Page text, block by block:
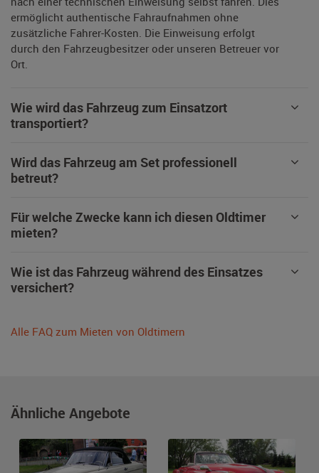
ermöglicht authentische Fahraufnahmen ohne
zusätzliche Fahrer-Kosten. Die Einweisung erfolgt
durch den Fahrzeugbesitzer oder unseren Betreuer vor
Ort.
Wie wird das Fahrzeug zum Einsatzort
transportiert?
Wird das Fahrzeug am Set professionell
betreut?
Für welche Zwecke kann ich diesen Oldtimer
mieten?
Wie ist das Fahrzeug während des Einsatzes
versichert?
Alle FAQ zum Mieten von Oldtimern
Ähnliche Angebote